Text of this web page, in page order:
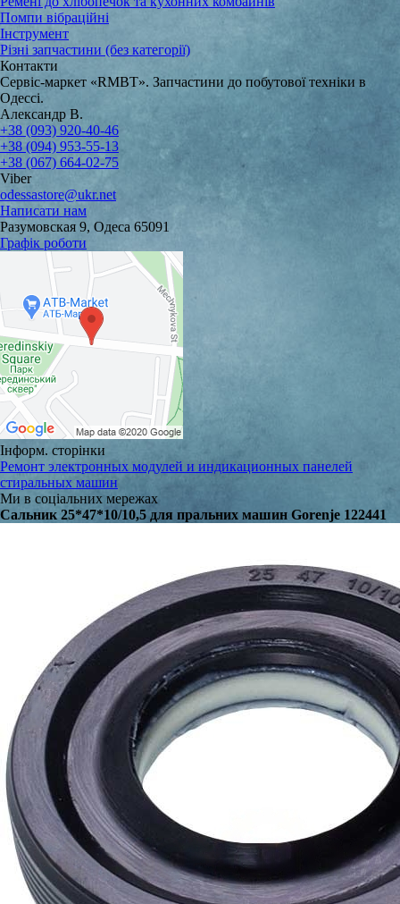
Помпи вібраційні
Інструмент
Різні запчастини (без категорії)
Контакти
Сервіс-маркет «RMBT». Запчастини до побутової техніки в
Одессі.
Александр В.
+38 (093) 920-40-46
+38 (094) 953-55-13
+38 (067) 664-02-75
Viber
odessastore@ukr.net
Написати нам
Разумовская 9, Одеса 65091
Графік роботи
Інформ. сторінки
Ремонт электронных модулей и индикационных панелей
стиральных машин
Ми в соціальних мережах
Сальник 25*47*10/10,5 для пральних машин Gorenje 122441